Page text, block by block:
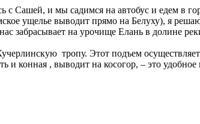
с Сашей, и мы садимся на автобус и едем в
ущелье выводит прямо на Белуху), я
забрасывает на урочище Елань в долине
тропу. Этот подъем
конная , выводит на косогор, – это